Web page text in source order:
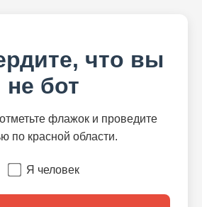
что вы
не бот
флажок и проведите
по красной области.
Я человек